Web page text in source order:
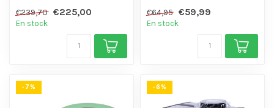
€239,70 €225,00
En stock
collantes
- Facile à ...
€64,95 €59,99
En stock
-7% -6%